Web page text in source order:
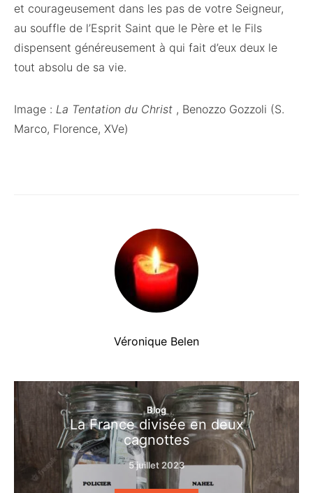
et courageusement dans les pas de votre Seigneur,
au souffle de l’Esprit Saint que le Père et le Fils
dispensent généreusement à qui fait d’eux deux le
tout absolu de sa vie.
Image : La Tentation du Christ , Benozzo Gozzoli (S.
Marco, Florence, XVe)
Véronique Belen
Blog
La France divisée en deux
cagnottes
5 juillet 2023